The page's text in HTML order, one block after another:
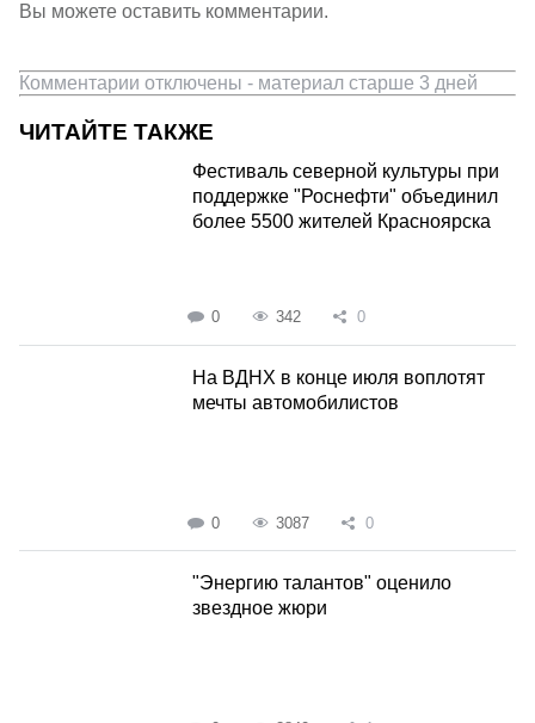
Вы можете оставить комментарии.
Комментарии отключены - материал старше 3 дней
ЧИТАЙТЕ ТАКЖЕ
Фестиваль северной культуры при
поддержке "Роснефти" объединил
более 5500 жителей Красноярска
0 342 0
На ВДНХ в конце июля воплотят
мечты автомобилистов
0 3087 0
"Энергию талантов" оценило
звездное жюри